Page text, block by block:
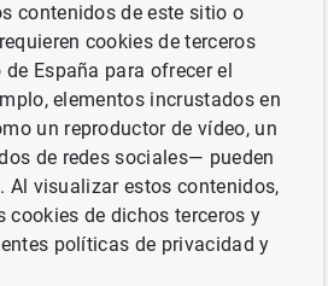
E I+D
NO FINANCIERAS, EMPRESAS
INTERNACIONAL
contenidos de este sitio o
cookies de terceros
España para ofrecer el
elementos incrustados en
un reproductor de vídeo, un
de redes sociales— pueden
Al visualizar estos contenidos,
cookies de dichos terceros y
políticas de privacidad y